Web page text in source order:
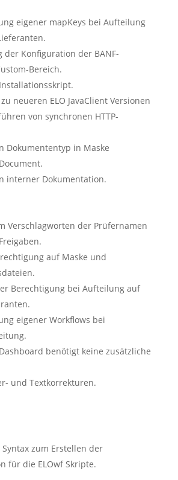
eigener mapKeys bei Aufteilung
der Konfiguration der BANF-
Bereich.
neueren ELO JavaClient Versionen
von synchronen HTTP-
Dokumententyp in Maske
interner Dokumentation.
Verschlagworten der Prüfernamen
auf Maske und
Berechtigung bei Aufteilung auf
eigener Workflows bei
benötigt keine zusätzliche
und Textkorrekturen.
zum Erstellen der
für die ELOwf Skripte.